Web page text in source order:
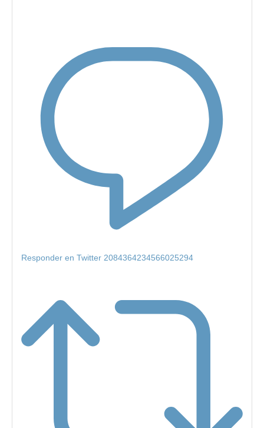
Responder en Twitter 2084364234566025294